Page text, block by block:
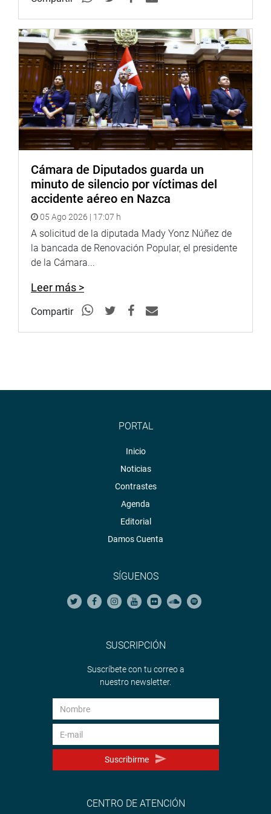
ocurridas.
A través de la integración de todos los esfuerzos
nacionales, permite coordinar, dirigir y supervisar las
acciones de Prevención y Atención de Emergencias y
Desastres contribuyendo a que se tomen las medidas
necesarias para reducir los riesgos y que la respuesta a la
emergencia o el peligro sea eficiente y eficaz.
PRENSA-CONGRESO
Puede encontrar más información en nuestra página web
y redes sociales.
http://www.congreso.gob.pe/
Facebook:https://www.facebook.com/congresoperu
Twitter:https://twitter.com/congresoperu
<http://www.youtube.com/congresoperu>
http://www4.congreso.gob.pe/fotografia.asp
Cámara de Diputados guarda un
minuto de silencio por víctimas del
accidente aéreo en Nazca
05 Ago 2026 | 17:07 h
A solicitud de la diputada Mady Yonz Núñez de
la bancada de Renovación Popular, el presidente
de la Cámara...
Leer más >
Compartir
PORTAL
Inicio
Noticias
Contrastes
Agenda
Editorial
Damos Cuenta
SÍGUENOS
SUSCRIPCIÓN
Suscríbete con tu correo a
nuestro newsletter.
Suscribirme
CENTRO DE ATENCIÓN